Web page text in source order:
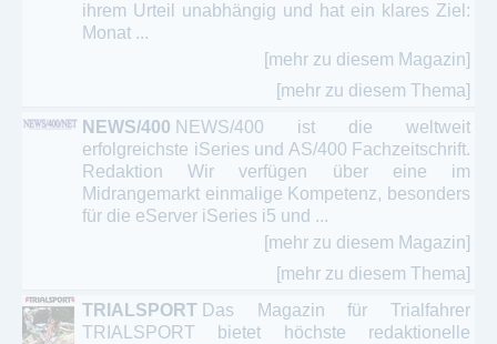
ihrem Urteil unabhängig und hat ein klares Ziel:
Monat ...
[mehr zu diesem Magazin]
[mehr zu diesem Thema]
NEWS/400 NEWS/400 ist die weltweit
erfolgreichste iSeries und AS/400 Fachzeitschrift.
Redaktion Wir verfügen über eine im
Midrangemarkt einmalige Kompetenz, besonders
für die eServer iSeries i5 und ...
[mehr zu diesem Magazin]
[mehr zu diesem Thema]
TRIALSPORT Das Magazin für Trialfahrer
TRIALSPORT bietet höchste redaktionelle